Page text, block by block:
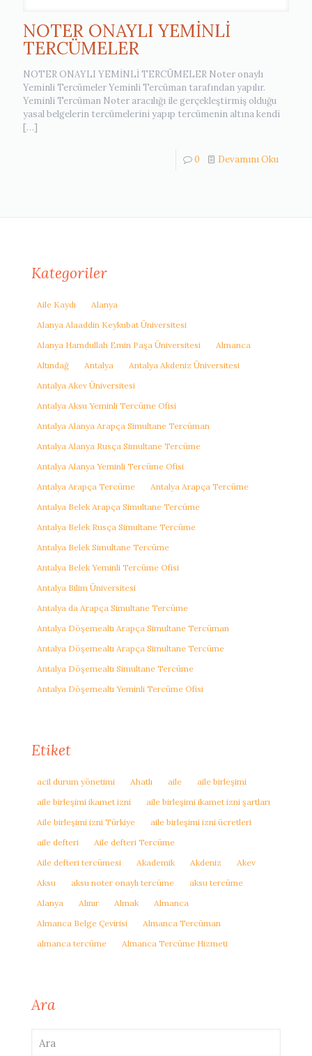
NOTER ONAYLI YEMİNLİ
TERCÜMELER
NOTER ONAYLI YEMİNLİ TERCÜMELER Noter onaylı
Yeminli Tercümeler Yeminli Tercüman tarafından yapılır.
Yeminli Tercüman Noter aracılığı ile gerçekleştirmiş olduğu
yasal belgelerin tercümelerini yapıp tercümenin altına kendi
[…]
0 Devamını Oku
Kategoriler
Aile Kaydı
Alanya
Alanya Alaaddin Keykubat Üniversitesi
Alanya Hamdullah Emin Paşa Üniversitesi
Almanca
Altındağ
Antalya
Antalya Akdeniz Üniversitesi
Antalya Akev Üniversitesi
Antalya Aksu Yeminli Tercüme Ofisi
Antalya Alanya Arapça Simultane Tercüman
Antalya Alanya Rusça Simultane Tercüme
Antalya Alanya Yeminli Tercüme Ofisi
Antalya Arapça Tercüme
Antalya Arapça Tercüme
Antalya Belek Arapça Simultane Tercüme
Antalya Belek Rusça Simultane Tercüme
Antalya Belek Simultane Tercüme
Antalya Belek Yeminli Tercüme Ofisi
Antalya Bilim Üniversitesi
Antalya da Arapça Simultane Tercüme
Antalya Döşemealtı Arapça Simultane Tercüman
Antalya Döşemealtı Arapça Simultane Tercüme
Antalya Döşemealtı Simultane Tercüme
Antalya Döşemealtı Yeminli Tercüme Ofisi
Etiket
acil durum yönetimi Ahatlı aile
aile birleşimi
aile birleşimi ikamet izni
aile birleşimi ikamet izni şartları
Aile birleşimi izni Türkiye
aile birleşimi izni ücretleri
aile defteri
Aile defteri Tercüme
Aile defteri tercümesi
Akademik Akdeniz
Akev
Aksu
aksu noter onaylı tercüme
aksu tercüme
Alanya
Alınır Almak
Almanca
Almanca Belge Çevirisi
Almanca Tercüman
almanca tercüme
Almanca Tercüme Hizmeti
Ara